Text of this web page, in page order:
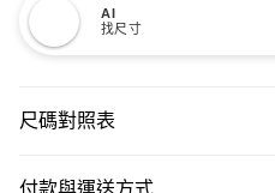
AI
找尺寸
尺碼對照表
付款與運送方式